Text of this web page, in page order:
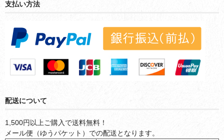
支払い方法
配送について
1,500円以上ご購入で送料無料！
メール便（ゆうパケット）での配送となります。